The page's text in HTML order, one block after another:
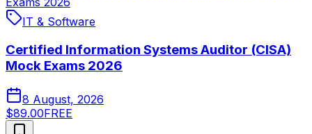
IT & Software
Certified Information Systems Auditor (CISA)
Mock Exams 2026
8 August, 2026
$89.00FREE